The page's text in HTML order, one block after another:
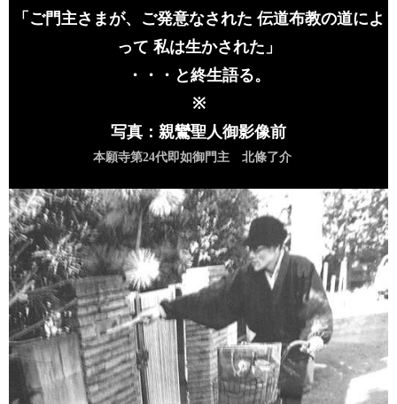
「ご門主さまが、ご発意なされた 伝道布教の道によ
って 私は生かされた」
・・・と終生語る。
※
写真：親鸞聖人御影像前
本願寺第24代即如御門主 北條了介